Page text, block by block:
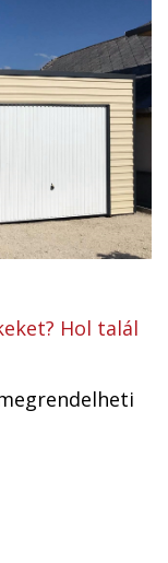
Hol talál